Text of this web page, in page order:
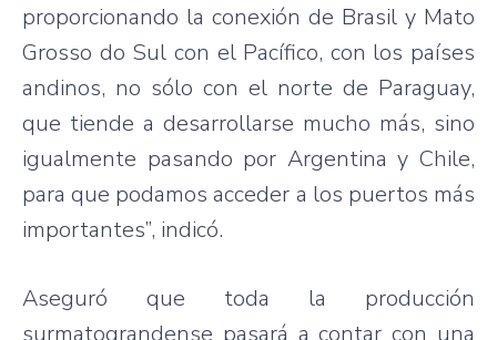
proporcionando la conexión de Brasil y Mato
Grosso do Sul con el Pacífico, con los países
andinos, no sólo con el norte de Paraguay,
que tiende a desarrollarse mucho más, sino
igualmente pasando por Argentina y Chile,
para que podamos acceder a los puertos más
importantes”, indicó.
Aseguró que toda la producción
surmatograndense pasará a contar con una